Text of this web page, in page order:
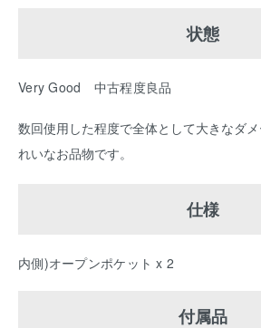
状態
Very Good 中古程度良品
数回使用した程度で全体として大きなダ
れいなお品物です。
仕様
内側)オープンポケット x 2
付属品